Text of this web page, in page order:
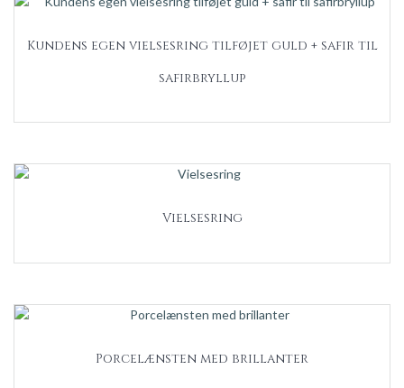
Kundens egen vielsesring tilføjet guld + safir til
safirbryllup
Vielsesring
Porcelænsten med brillanter